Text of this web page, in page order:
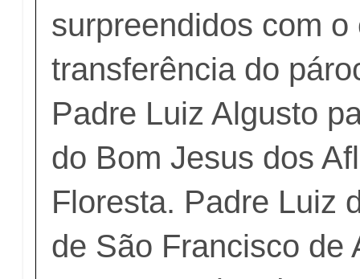
surpreendidos com
transferência do
Padre Luiz Algusto
do Bom Jesus dos
Floresta. Padre Luiz
de São Francisco de